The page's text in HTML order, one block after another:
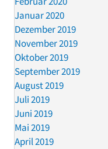
Januar 2020
Dezember 2019
November 2019
Oktober 2019
September 2019
August 2019
Juli 2019
Juni 2019
Mai 2019
April 2019